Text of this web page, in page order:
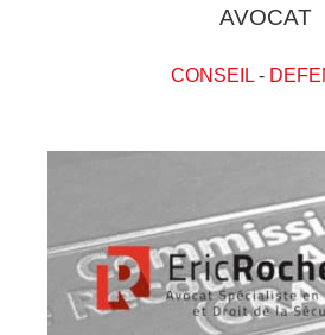
AVOCAT
CONSEIL-